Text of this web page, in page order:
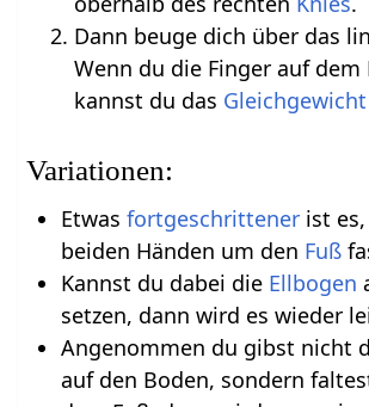
Dann beuge dich über das
Wenn du die Finger auf dem
kannst du das Gleichgewicht
Variationen:
Etwas fortgeschrittenerist es,
beiden Händen um den Fuß
Kannst du dabei die Ellbogen
setzen, dann wird es wieder
Angenommen du gibst nicht
auf den Boden, sondern